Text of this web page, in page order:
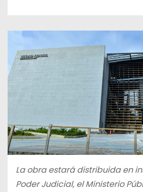
La obra estará distribuida en
Poder Judicial, el Ministerio